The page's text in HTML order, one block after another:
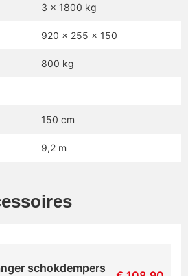
3 x 1800 kg
920 x 255 x 150
800 kg
150 cm
9,2 m
schokdempers